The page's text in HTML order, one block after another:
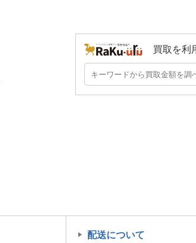
買取を利
配送について